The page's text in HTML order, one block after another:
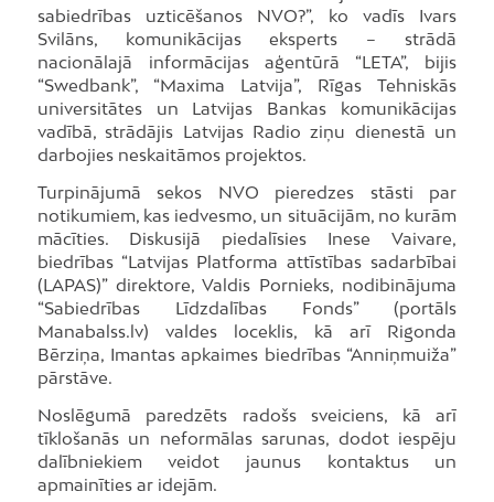
sabiedrības uzticēšanos NVO?”, ko vadīs Ivars
Svilāns, komunikācijas eksperts – strādā
nacionālajā informācijas aģentūrā “LETA”, bijis
“Swedbank”, “Maxima Latvija”, Rīgas Tehniskās
universitātes un Latvijas Bankas komunikācijas
vadībā, strādājis Latvijas Radio ziņu dienestā un
darbojies neskaitāmos projektos.
Turpinājumā sekos NVO pieredzes stāsti par
notikumiem, kas iedvesmo, un situācijām, no kurām
mācīties. Diskusijā piedalīsies Inese Vaivare,
biedrības “Latvijas Platforma attīstības sadarbībai
(LAPAS)” direktore, Valdis Pornieks, nodibinājuma
“Sabiedrības Līdzdalības Fonds” (portāls
Manabalss.lv) valdes loceklis, kā arī Rigonda
Bērziņa, Imantas apkaimes biedrības “Anniņmuiža”
pārstāve.
Noslēgumā paredzēts radošs sveiciens, kā arī
tīklošanās un neformālas sarunas, dodot iespēju
dalībniekiem veidot jaunus kontaktus un
apmainīties ar idejām.